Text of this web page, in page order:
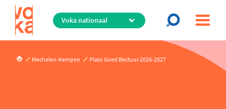
Overslaan
de
inhoud
Mechelen-Kempen Plato Goed Bestuur 2026-2027